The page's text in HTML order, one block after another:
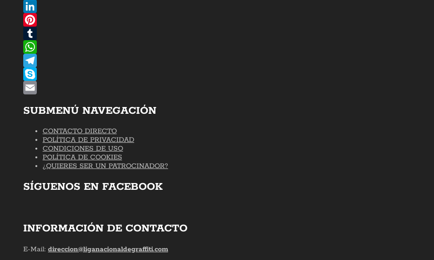
SUBMENÚ NAVEGACIÓN
CONTACTO DIRECTO
POLÍTICA DE PRIVACIDAD
CONDICIONES DE USO
POLÍTICA DE COOKIES
¿QUIERES SER UN PATROCINADOR?
SÍGUENOS EN FACEBOOK
INFORMACIÓN DE CONTACTO
E-Mail: direccion@liganacionaldegraffiti.com